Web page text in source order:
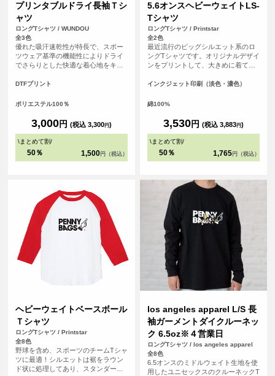
プリンタブルドライ長袖Ｔシ
ャツ
ロングTシャツ / WUNDOU
全3色
優れた吸汗速乾性が特長で、スポー
ツウェア基準の機能性によりドライ
でさらりとした快適な着心地をキー
対策や肌寒い季節にも対応可能で
な肌触りも魅力。まるで着ているこ
ティブシーンはもちろん、リラック
スしたい普段使いにも最適です。 ス
ポーツチームのユニフォームやイベ
てもおすすめです。<br> ※商品の色
DTFプリント
ポリエステル100％
3,000円 (税込 3,300円)
\まとめて割/
50％ 1,500 円（税込）
5.6オンスヘビーウェイトLS-
Tシャツ
ロングTシャツ / Printstar
全2色
最近流行のビッグシルエット系のロ
ングTシャツです。オリジナルデザイ
ンをプリントして、大きめに着て、
う！
インクジェット印刷（淡色・濃色）
綿100%
3,530円 (税込 3,883円)
\まとめて割/
50％ 1,765 円（税込）
ヘビーウェイトベースボール
Ｔシャツ
ロングTシャツ / Printstar
全8色
野球を含め、スポーツのチームTシャ
ツに最適！シルエットは裾をラウン
ド状に処理してあり、スタンダード
los angeles apparel L/S 長
袖ガーメントダイクルーネッ
ク 6.5oz※４営業日
ロングTシャツ / los angeles apparel
全8色
6.5オンスのミドルウェイト生地を使
用したユニセックスのクルーネックT